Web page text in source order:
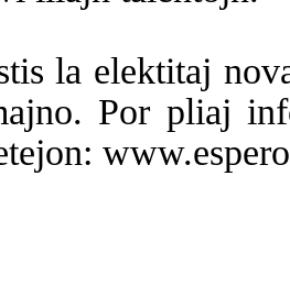
la elektitaj
Por pliaj